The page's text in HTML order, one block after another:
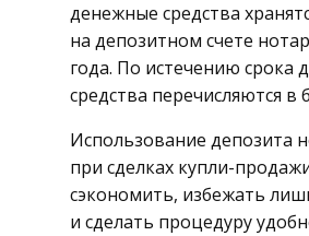
денежные средства
на депозитном счете
года. По истечению срока
средства перечисляются в
Использование депозита
при сделках купли-
сэкономить, избежать
и сделать процедуру